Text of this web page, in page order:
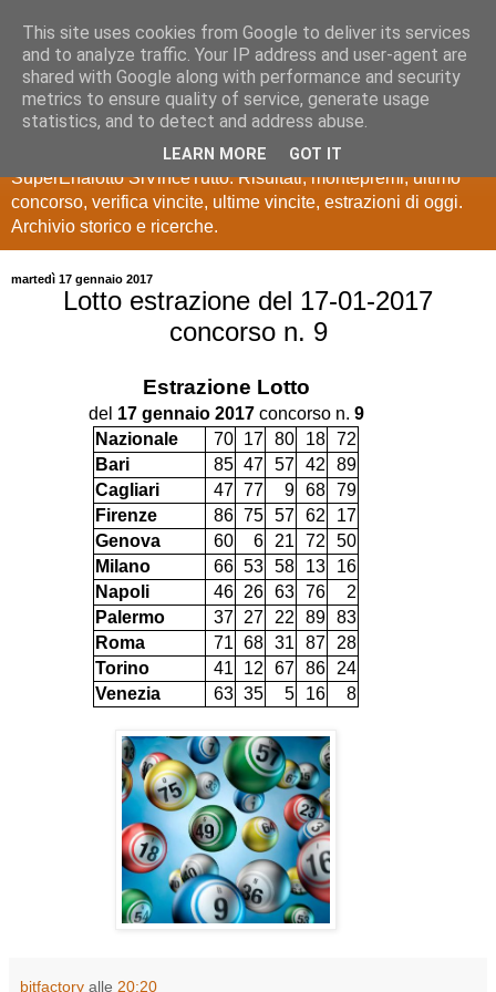
Estrazioni Lotto
SuperEnalotto
Ultime estrazioni di Lotto, SuperEnalotto, 10 e lotto,
SuperEnalotto SiVinceTutto. Risultati, montepremi, ultimo
concorso, verifica vincite, ultime vincite, estrazioni di oggi.
Archivio storico e ricerche.
martedì 17 gennaio 2017
Lotto estrazione del 17-01-2017
concorso n. 9
Estrazione Lotto
del 17 gennaio 2017concorso n. 9
Nazionale
70 17 80 18 72
Bari
85 47 57 42
89
Cagliari
47 77 9 68 79
Firenze
86 75 57 62
17
Genova
60 6 21 72
50
Milano
66 53 58 13
16
Napoli
46 26 63 76
2
Palermo
37 27 22 89 83
Roma
71 68 31 87
28
Torino
41 12 67 86
24
Venezia
63 35 5 16 8
bitfactory alle 20:20
This site uses cookies from Google to deliver its services
and to analyze traffic. Your IP address and user-agent are
shared with Google along with performance and security
metrics to ensure quality of service, generate usage
statistics, and to detect and address abuse.
LEARN MORE GOT IT